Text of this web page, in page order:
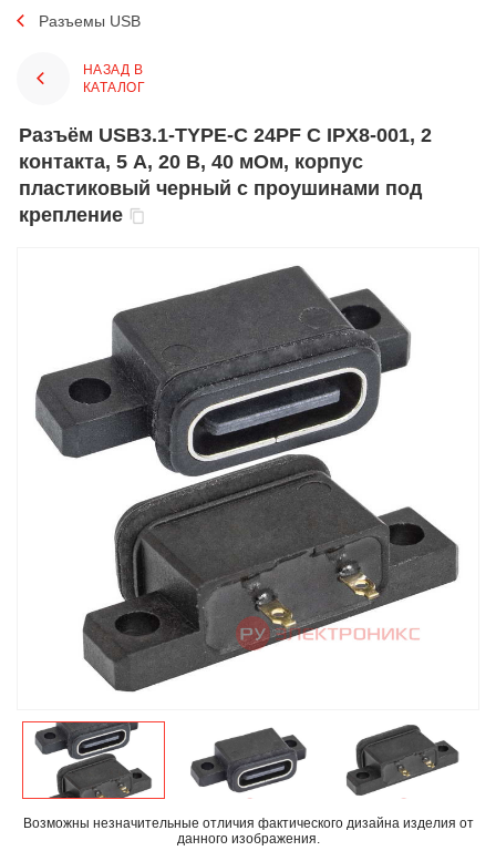
Разъемы USB
НАЗАД В
КАТАЛОГ
Разъём USB3.1-TYPE-C 24PF C IPX8-001, 2
контакта, 5 А, 20 В, 40 мОм, корпус
пластиковый черный с проушинами под
крепление
Возможны незначительные отличия фактического дизайна изделия от
данного изображения.